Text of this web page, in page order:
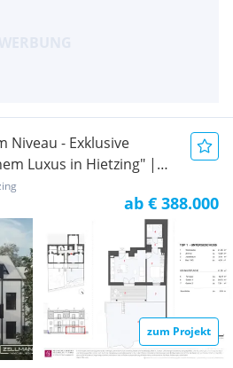
Niveau - Exklusive
Luxus in Hietzing" |
ab € 388.000
zum Projekt